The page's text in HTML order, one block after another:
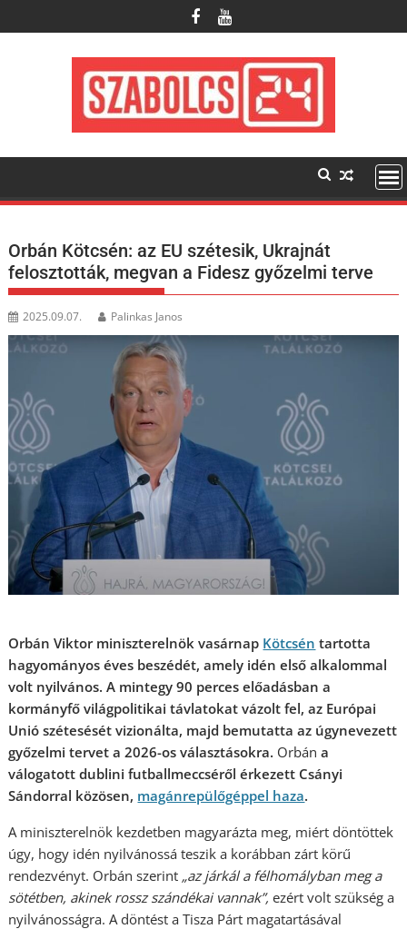
to
Orbán Kötcsén: az EU szétesik, Ukrajnát
felosztották, megvan a Fidesz győzelmi terve
2025.09.07. Palinkas Janos
Orbán Viktor miniszterelnök vasárnap Kötcsén tartotta
hagyományos éves beszédét, amely idén első alkalommal
volt nyilvános. A mintegy 90 perces előadásban a
kormányfő világpolitikai távlatokat vázolt fel, az Európai
Unió szétesését vizionálta, majd bemutatta az úgynevezett
győzelmi tervet a 2026-os választásokra. Orbána
válogatott dublini futballmeccséről érkezett Csányi
Sándorral közösen, magánrepülőgéppel haza.
A miniszterelnök kezdetben magyarázta meg, miért döntöttek
úgy, hogy idén nyilvánossá teszik a korábban zárt körű
rendezvényt. Orbán szerint „az járkál a félhomályban meg a
sötétben, akinek rossz szándékai vannak”, ezért volt szükség a
nyilvánosságra. A döntést a Tisza Párt magatartásával